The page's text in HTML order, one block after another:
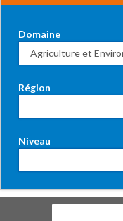
Domaine
Région
Niveau